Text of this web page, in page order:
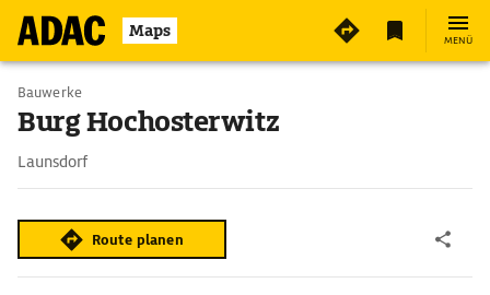
Maps MENÜ
Bauwerke
Burg Hochosterwitz
Launsdorf
Route planen